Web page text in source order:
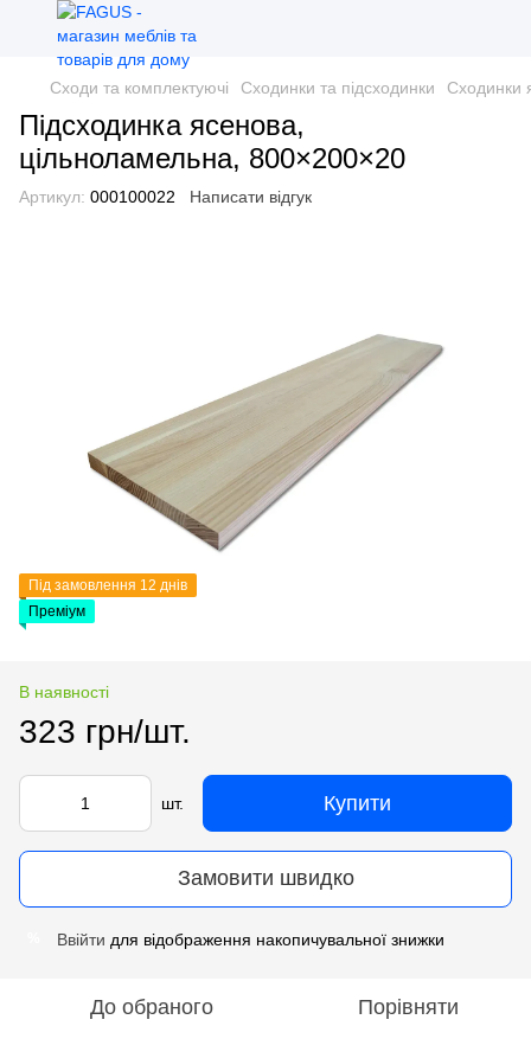
Сходи та комплектуючі Сходинки та підсходинки Сходинки
Підсходинка ясенова,
цільноламельна, 800×200×20
Артикул: 000100022 Написати відгук
Під замовлення 12 днів
Преміум
В наявності
323 грн/шт.
шт. Купити
Замовити швидко
Ввійти для відображення накопичувальної знижки
До обраного Порівняти